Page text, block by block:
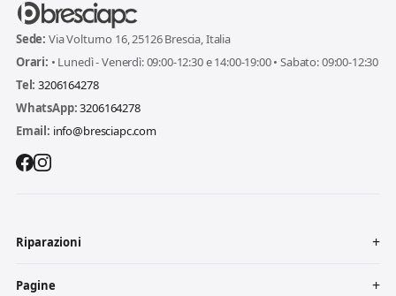
Sede: Via Volturno 16, 25126 Brescia, Italia
Orari: • Lunedì - Venerdì: 09:00-12:30 e 14:00-19:00 • Sabato: 09:00-12:30
Tel: 3206164278
WhatsApp:3206164278
Email: info@bresciapc.com
Riparazioni
Pagine